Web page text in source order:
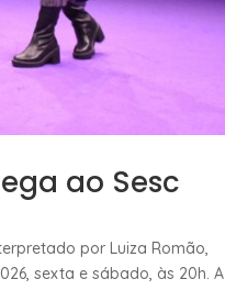
ao Sesc
por Luiza Romão,
sexta e sábado, às 20h. A